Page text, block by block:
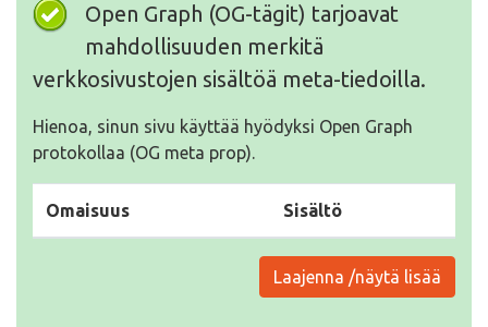
Open Graph (OG-tägit) tarjoavat
mahdollisuuden merkitä
verkkosivustojen sisältöä meta-tiedoilla.
Hienoa, sinun sivu käyttää hyödyksi Open Graph
protokollaa (OG meta prop).
Omaisuus Sisältö
Laajenna /näytä lisää